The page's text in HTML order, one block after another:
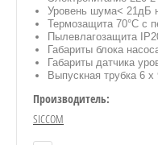
Уровень шума< 21дБ
Термозащита 70°C с
Пылевлагозащита
Габариты блока
Габариты датчика
Выпускная трубка 6
Производитель:
SICCOM